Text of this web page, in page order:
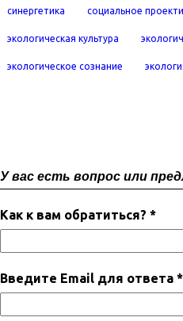
синергетика социальное
экологическая культура
экологическое сознание
У вас есть вопрос или
Как к вам обратиться? *
Введите Email для ответа *